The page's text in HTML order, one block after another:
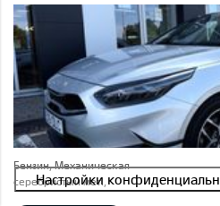
Бензин, Механическая
серебристый мет.,